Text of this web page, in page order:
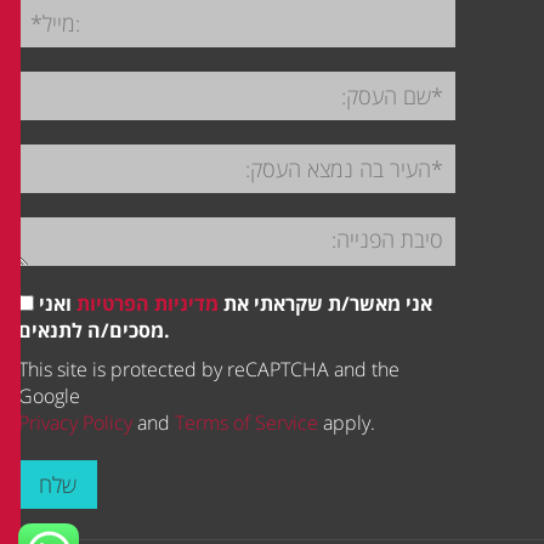
אני מאשר/ת שקראתי את מדיניות הפרטיות ואני
מסכים/ה לתנאים.
This site is protected by reCAPTCHA and the
Google
Privacy Policyand Terms of Service apply.
שלח